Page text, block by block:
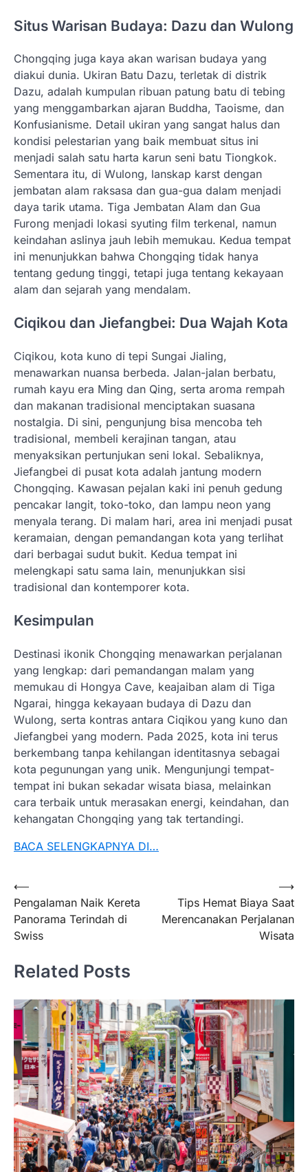
Situs Warisan Budaya: Dazu dan Wulong
Chongqing juga kaya akan warisan budaya yang
diakui dunia. Ukiran Batu Dazu, terletak di distrik
Dazu, adalah kumpulan ribuan patung batu di tebing
yang menggambarkan ajaran Buddha, Taoisme, dan
Konfusianisme. Detail ukiran yang sangat halus dan
kondisi pelestarian yang baik membuat situs ini
menjadi salah satu harta karun seni batu Tiongkok.
Sementara itu, di Wulong, lanskap karst dengan
jembatan alam raksasa dan gua-gua dalam menjadi
daya tarik utama. Tiga Jembatan Alam dan Gua
Furong menjadi lokasi syuting film terkenal, namun
keindahan aslinya jauh lebih memukau. Kedua tempat
ini menunjukkan bahwa Chongqing tidak hanya
tentang gedung tinggi, tetapi juga tentang kekayaan
alam dan sejarah yang mendalam.
Ciqikou dan Jiefangbei: Dua Wajah Kota
Ciqikou, kota kuno di tepi Sungai Jialing,
menawarkan nuansa berbeda. Jalan-jalan berbatu,
rumah kayu era Ming dan Qing, serta aroma rempah
dan makanan tradisional menciptakan suasana
nostalgia. Di sini, pengunjung bisa mencoba teh
tradisional, membeli kerajinan tangan, atau
menyaksikan pertunjukan seni lokal. Sebaliknya,
Jiefangbei di pusat kota adalah jantung modern
Chongqing. Kawasan pejalan kaki ini penuh gedung
pencakar langit, toko-toko, dan lampu neon yang
menyala terang. Di malam hari, area ini menjadi pusat
keramaian, dengan pemandangan kota yang terlihat
dari berbagai sudut bukit. Kedua tempat ini
melengkapi satu sama lain, menunjukkan sisi
tradisional dan kontemporer kota.
Kesimpulan
Destinasi ikonik Chongqing menawarkan perjalanan
yang lengkap: dari pemandangan malam yang
memukau di Hongya Cave, keajaiban alam di Tiga
Ngarai, hingga kekayaan budaya di Dazu dan
Wulong, serta kontras antara Ciqikou yang kuno dan
Jiefangbei yang modern. Pada 2025, kota ini terus
berkembang tanpa kehilangan identitasnya sebagai
kota pegunungan yang unik. Mengunjungi tempat-
tempat ini bukan sekadar wisata biasa, melainkan
cara terbaik untuk merasakan energi, keindahan, dan
kehangatan Chongqing yang tak tertandingi.
BACA SELENGKAPNYA DI…
Post
navigation
⟵
Pengalaman Naik Kereta
Panorama Terindah di
Swiss
Tips Hemat Biaya Saat
Merencanakan Perjalanan
Wisata
⟶
Related Posts